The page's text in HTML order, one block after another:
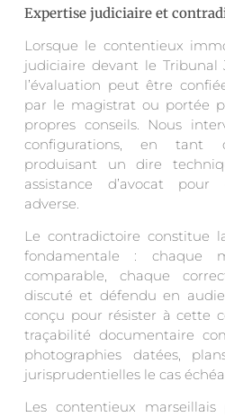
Expertise judiciaire et
Lorsque le contentieux
judiciaire devant le Tribunal
l’évaluation peut être
par le magistrat ou portée
propres conseils. Nous
configurations, en tant
produisant un dire
assistance d’avocat
adverse.
Le contradictoire constitue
fondamentale : chaque
comparable, chaque
discuté et défendu en
conçu pour résister à cette
traçabilité documentaire
photographies datées,
jurisprudentielles le cas
Les contentieux